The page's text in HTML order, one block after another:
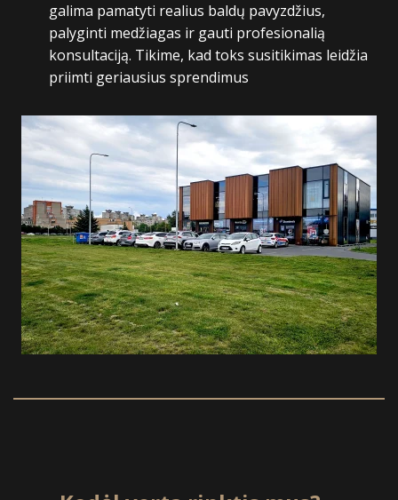
galima pamatyti realius baldų pavyzdžius,
palyginti medžiagas ir gauti profesionalią
konsultaciją. Tikime, kad toks susitikimas leidžia
priimti geriausius sprendimus